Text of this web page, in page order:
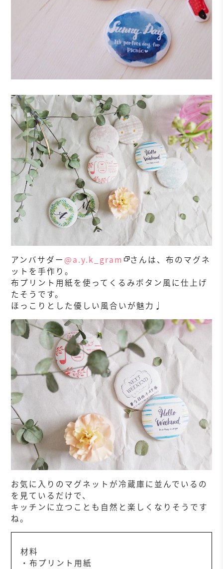
アンバサダー @a.y.k_gram
さんは、布のマグネ
ットを手作り。
布プリント用紙を使ってくるみボタン風に仕上げ
たそうです。
ほっこりとした優しい風合いが魅力♩
お気に入りのマグネットが冷蔵庫に並んでいるの
を見ているだけで、
キッチンに立つことも自然と楽しくなりそうです
ね。
材料
・布プリント用紙